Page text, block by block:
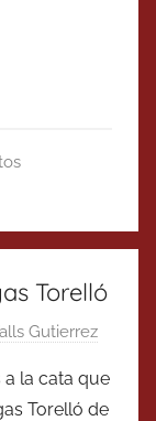
Torelló
Gutierrez
a la cata que
Torelló de